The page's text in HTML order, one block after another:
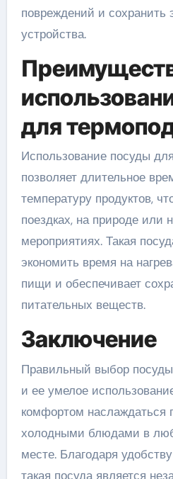
повреждений и сохранить
устройства.
для
Использование посуды
позволяет длительное
температуру продуктов,
поездках, на природе или
мероприятиях. Такая
экономить время на
пищи и обеспечивает
питательных веществ.
Заключение
Правильный выбор
и ее умелое
комфортом наслаждаться
холодными блюдами в
месте. Благодаря
такая посуда является